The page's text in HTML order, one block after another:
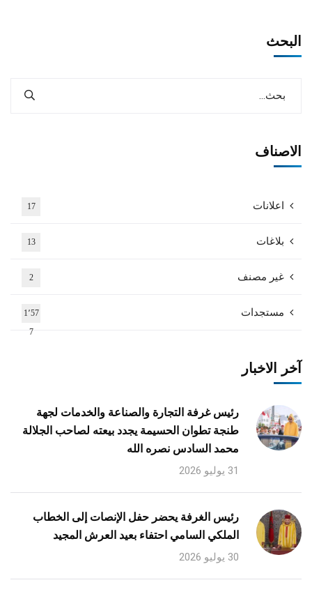
البحث
الاصناف
اعلانات 17
بلاغات 13
غير مصنف 2
مستجدات
1٬57
7
آخر الاخبار
رئيس غرفة التجارة والصناعة والخدمات لجهة
طنجة تطوان الحسيمة يجدد بيعته لصاحب الجلالة
محمد السادس نصره الله
31 يوليو 2026
رئيس الغرفة يحضر حفل الإنصات إلى الخطاب
الملكي السامي احتفاء بعيد العرش المجيد
30 يوليو 2026